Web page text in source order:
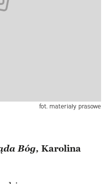
fot. materiały prasowe
Bóg, Karolina